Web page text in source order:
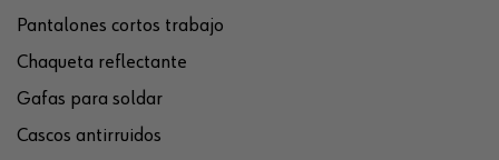
Pantalones cortos trabajo
Chaqueta reflectante
Gafas para soldar
Cascos antirruidos